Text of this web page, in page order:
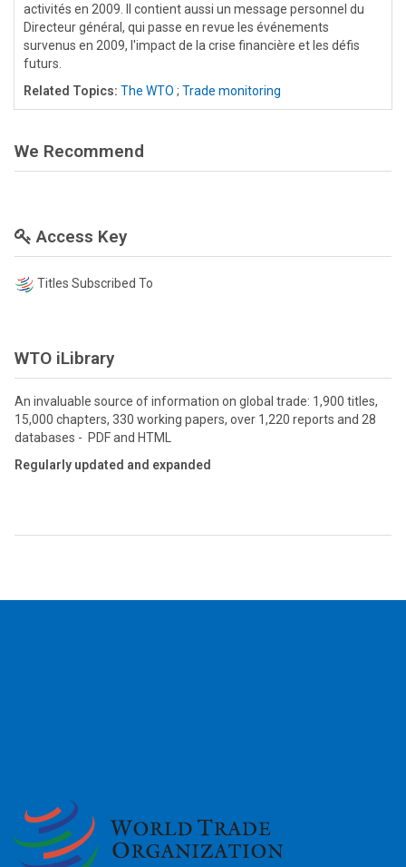
activités en 2009. Il contient aussi un message personnel du
Directeur général, qui passe en revue les événements
survenus en 2009, l'impact de la crise financière et les défis
futurs.
Related Topics: The WTO ; Trade monitoring
We Recommend
Access Key
Titles Subscribed To
WTO iLibrary
An invaluable source of information on global trade: 1,900 titles,
15,000 chapters, 330 working papers, over 1,220 reports and 28
databases - PDF and HTML
Regularly updated and expanded